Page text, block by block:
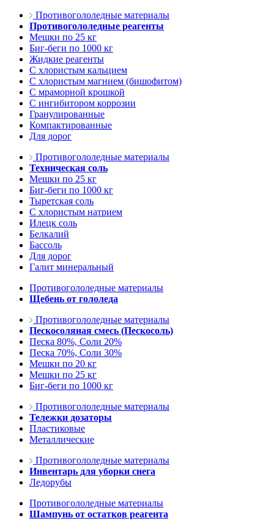
Противогололедные материалы
Противогололедные реагенты
Мешки по 25 кг
Биг-беги по 1000 кг
Жидкие реагенты
С хлористым кальцием
С хлористым магнием (бишофитом)
С мраморной крошкой
С ингибитором коррозии
Гранулированные
Компактированные
Для дорог
Противогололедные материалы
Техническая соль
Мешки по 25 кг
Биг-беги по 1000 кг
Тыретская соль
С хлористым натрием
Илецк соль
Белкалий
Бассоль
Для дорог
Галит минеральный
Противогололедные материалы
Щебень от гололеда
Противогололедные материалы
Пескосоляная смесь (Пескосоль)
Песка 80%, Соли 20%
Песка 70%, Соли 30%
Мешки по 20 кг
Мешки по 25 кг
Биг-беги по 1000 кг
Противогололедные материалы
Тележки дозаторы
Пластиковые
Металлические
Противогололедные материалы
Инвентарь для уборки снега
Ледорубы
Противогололедные материалы
Шампунь от остатков реагента